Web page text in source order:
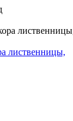
лиственницы,